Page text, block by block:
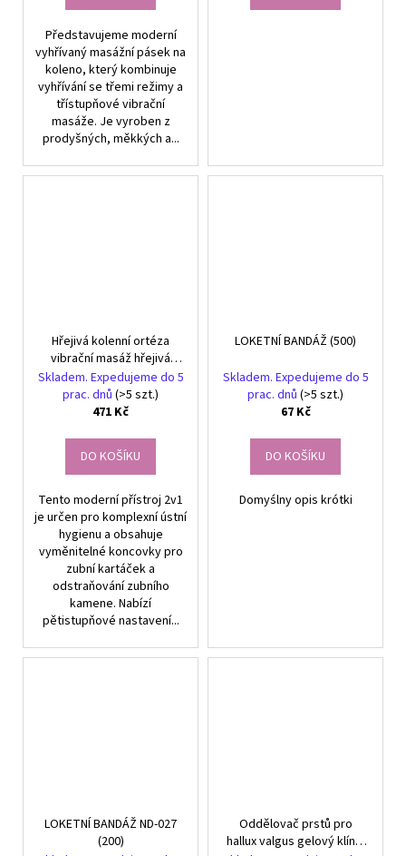
Představujeme moderní
vyhřívaný masážní pásek na
koleno, který kombinuje
vyhřívání se třemi režimy a
třístupňové vibrační
masáže. Je vyroben z
prodyšných, měkkých a...
Hřejivá kolenní ortéza
vibrační masáž hřejivá
masáž 5 režimů
Skladem. Expedujeme do 5
prac. dnů (>5 szt.)
471 Kč
DO KOŠÍKU
Tento moderní přístroj 2v1
je určen pro komplexní ústní
hygienu a obsahuje
vyměnitelné koncovky pro
zubní kartáček a
odstraňování zubního
kamene. Nabízí
pětistupňové nastavení...
LOKETNÍ BANDÁŽ (500)
Skladem. Expedujeme do 5
prac. dnů (>5 szt.)
67 Kč
DO KOŠÍKU
Domyślny opis krótki
LOKETNÍ BANDÁŽ ND-027
(200)
Oddělovač prstů pro
hallux valgus gelový klín s